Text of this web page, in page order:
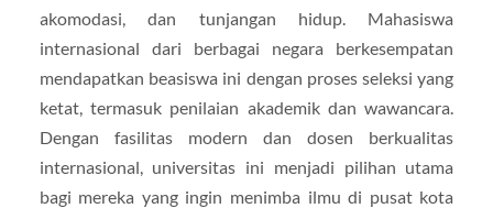
akomodasi, dan tunjangan hidup. Mahasiswa
internasional dari berbagai negara berkesempatan
mendapatkan beasiswa ini dengan proses seleksi yang
ketat, termasuk penilaian akademik dan wawancara.
Dengan fasilitas modern dan dosen berkualitas
internasional, universitas ini menjadi pilihan utama
bagi mereka yang ingin menimba ilmu di pusat kota